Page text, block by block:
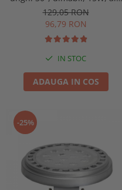
cald, Optonica 1536
129,05 RON
96,79 RON
IN STOC
ADAUGA IN COS
-25%